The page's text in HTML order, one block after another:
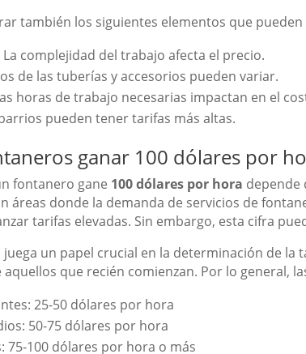
también los siguientes elementos que
La complejidad del trabajo afecta el precio.
de las tuberías y accesorios pueden variar.
horas de trabajo necesarias impactan en el
pueden tener tarifas más altas.
ganar 100 dólares por
fontanero gane 100 dólares por hora depende
áreas donde la demanda de servicios de
tarifas elevadas. Sin embargo, esta cifra
juega un papel crucial en la determinación de la
que recién comienzan. Por lo general,
25-50 dólares por hora
50-75 dólares por hora
75-100 dólares por hora o más